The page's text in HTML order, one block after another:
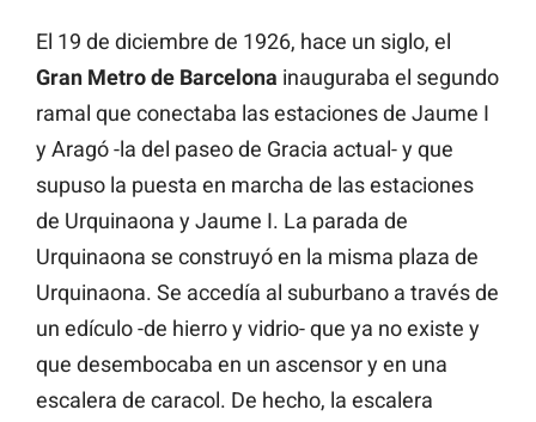
El 19 de diciembre de 1926, hace un siglo, el
Gran Metro de Barcelona inauguraba el segundo
ramal que conectaba las estaciones de Jaume I
y Aragó -la del paseo de Gracia actual- y que
supuso la puesta en marcha de las estaciones
de Urquinaona y Jaume I. La parada de
Urquinaona se construyó en la misma plaza de
Urquinaona. Se accedía al suburbano a través de
un edículo -de hierro y vidrio- que ya no existe y
que desembocaba en un ascensor y en una
escalera de caracol. De hecho, la escalera